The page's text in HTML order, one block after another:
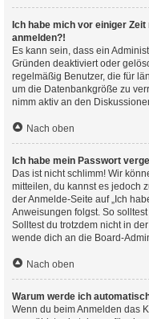
Ich habe mich vor einiger
anmelden?!
Es kann sein, dass ein
Gründen deaktiviert oder
regelmäßig Benutzer, die für
um die Datenbankgröße zu
nimm aktiv an den
Nach oben
Ich habe mein Passwort
Das ist nicht schlimm! Wir
mitteilen, du kannst es jedoch
der Anmelde-Seite auf „Ich
Anweisungen folgst. So
Solltest du trotzdem nicht in
wende dich an die Board-
Nach oben
Warum werde ich
Wenn du beim Anmelden das